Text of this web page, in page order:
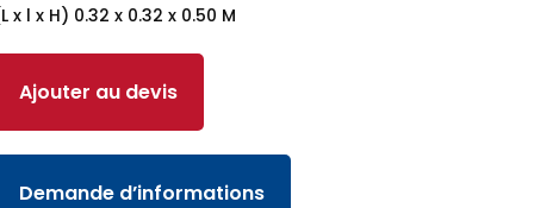
x l x H) 0.32 x 0.32 x 0.50 M
Ajouter au devis
Demande d’informations